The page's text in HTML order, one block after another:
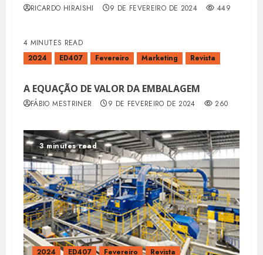
RICARDO HIRAISHI 9 DE FEVEREIRO DE 2024 449
4 MINUTES READ
2024
ED407 Fevereiro Marketing Revista
A EQUAÇÃO DE VALOR DA EMBALAGEM
FÁBIO MESTRINER 9 DE FEVEREIRO DE 2024 260
3 minutes read
2024 ED407 Fevereiro
Revista